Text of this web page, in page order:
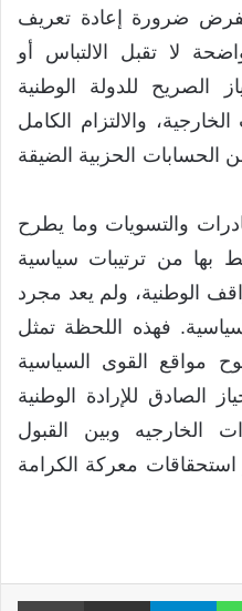
ضرورة إعادة تعريف
لا تقبل الالتباس أو
الصريح للدولة الوطنية
والالتزام الكامل
الحسابات الحزبية الضيقة
والتسويات وما يطرح
بها من ترتيبات سياسية
الوطنية، ولم يعد مجرد
فهذه اللحظة تمثل
القوى السياسية
الصادق للإرادة الوطنية
الخارجيه وبين القبول
معركة الكرامة
واتساب تيلقرام مشاركة عبر البريد